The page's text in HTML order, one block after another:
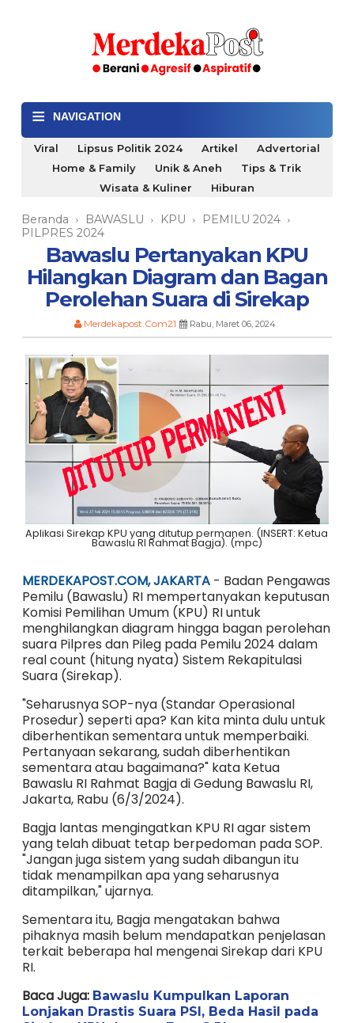
≡ NAVIGATION
Viral Lipsus Politik 2024 Artikel
Advertorial
Home & Family
Unik & Aneh
Tips & Trik
Wisata & Kuliner
Hiburan
Beranda › BAWASLU › KPU › PEMILU 2024 ›
PILPRES 2024
Bawaslu Pertanyakan KPU
Hilangkan Diagram dan Bagan
Perolehan Suara di Sirekap
Merdekapost.Com21 Rabu, Maret 06, 2024
Aplikasi Sirekap KPU yang ditutup permanen. (INSERT: Ketua
Bawaslu RI Rahmat Bagja). (mpc)
MERDEKAPOST.COM, JAKARTA- Badan Pengawas
Pemilu (Bawaslu) RI mempertanyakan keputusan
Komisi Pemilihan Umum (KPU) RI untuk
menghilangkan diagram hingga bagan perolehan
suara Pilpres dan Pileg pada Pemilu 2024 dalam
real count (hitung nyata) Sistem Rekapitulasi
Suara (Sirekap).
"Seharusnya SOP-nya (Standar Operasional
Prosedur) seperti apa? Kan kita minta dulu untuk
diberhentikan sementara untuk memperbaiki.
Pertanyaan sekarang, sudah diberhentikan
sementara atau bagaimana?" kata Ketua
Bawaslu RI Rahmat Bagja di Gedung Bawaslu RI,
Jakarta, Rabu (6/3/2024).
Bagja lantas mengingatkan KPU RI agar sistem
yang telah dibuat tetap berpedoman pada SOP.
"Jangan juga sistem yang sudah dibangun itu
tidak menampilkan apa yang seharusnya
ditampilkan," ujarnya.
Sementara itu, Bagja mengatakan bahwa
pihaknya masih belum mendapatkan penjelasan
terkait beberapa hal mengenai Sirekap dari KPU
RI.
Baca Juga: Bawaslu Kumpulkan Laporan
Lonjakan Drastis Suara PSI, Beda Hasil pada